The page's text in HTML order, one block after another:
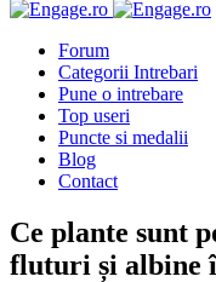
Forum
Categorii Intrebari
Pune o intrebare
Top useri
Puncte si medalii
Blog
Contact
Ce plante sunt
fluturi și albine